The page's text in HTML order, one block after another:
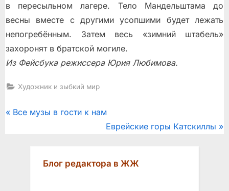
в пересыльном лагере. Тело Мандельштама до
весны вместе с другими усопшими будет лежать
непогребённым. Затем весь «зимний штабель»
захоронят в братской могиле.
Из Фейсбука режиссера Юрия Любимова.
Художник и зыбкий мир
Post
P
Все музы в гости к нам
N
t
Еврейские горы Катскиллы
Блог редактора в ЖЖ